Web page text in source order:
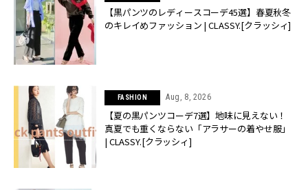
【黒パンツのレディースコーデ45選】春夏秋冬
のキレイめファッション | CLASSY.[クラッシィ]
FASHION Aug, 8, 2026
【夏の黒パンツコーデ7選】地味に見えない！
真夏でも重くならない「アラサーの着やせ服」
| CLASSY.[クラッシィ]